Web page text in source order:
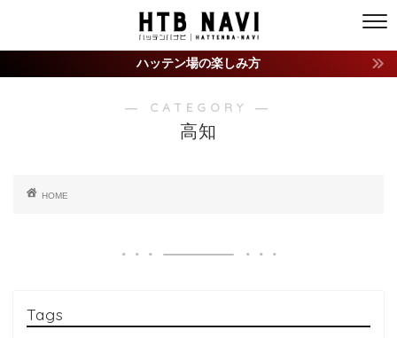
ハッテン場の楽しみ方
― CATEGORY ―
高知
HOME
Tags